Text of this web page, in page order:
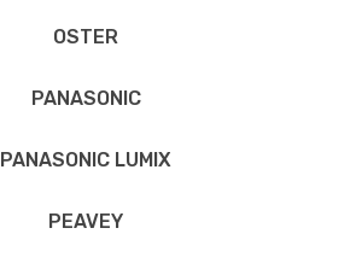
OSTER
PANASONIC
PANASONIC LUMIX
PEAVEY